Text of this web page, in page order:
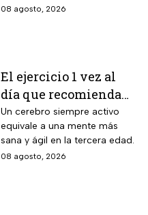
generará oscuridad diurna, un
08 agosto, 2026
El ejercicio 1 vez al
día que recomienda
INAPAM para adultos
mayores para mejorar
la percepción motora
y la capacidad de
Un cerebro siempre activo
equivale a una mente más
sana y ágil en la tercera edad.
08 agosto, 2026